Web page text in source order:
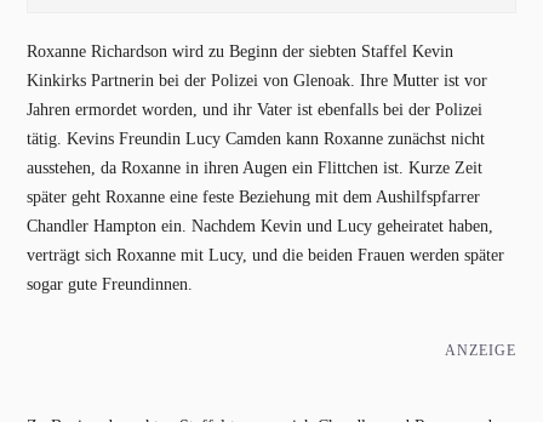
Roxanne Richardson wird zu Beginn der siebten Staffel Kevin
Kinkirks Partnerin bei der Polizei von Glenoak. Ihre Mutter ist vor
Jahren ermordet worden, und ihr Vater ist ebenfalls bei der Polizei
tätig. Kevins Freundin Lucy Camden kann Roxanne zunächst nicht
ausstehen, da Roxanne in ihren Augen ein Flittchen ist. Kurze Zeit
später geht Roxanne eine feste Beziehung mit dem Aushilfspfarrer
Chandler Hampton ein. Nachdem Kevin und Lucy geheiratet haben,
verträgt sich Roxanne mit Lucy, und die beiden Frauen werden später
sogar gute Freundinnen.
ANZEIGE